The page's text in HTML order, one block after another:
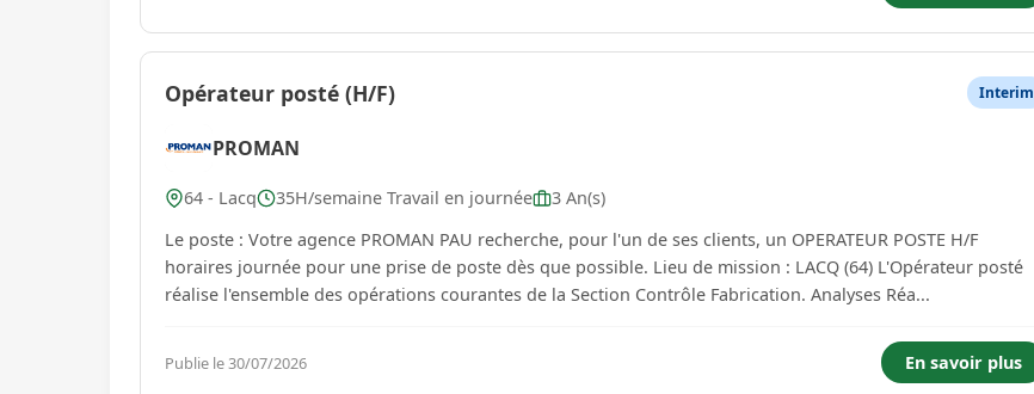
Opérateur posté (H/F) Interim
PROMAN
64 - Lacq 35H/semaine Travail en journée
3 An(s)
Le poste : Votre agence PROMAN PAU recherche, pour l'un de ses clients, un OPERATEUR POSTE H/F
horaires journée pour une prise de poste dès que possible. Lieu de mission : LACQ (64) L'Opérateur posté
réalise l'ensemble des opérations courantes de la Section Contrôle Fabrication. Analyses Réa...
Publie le 30/07/2026 En savoir plus